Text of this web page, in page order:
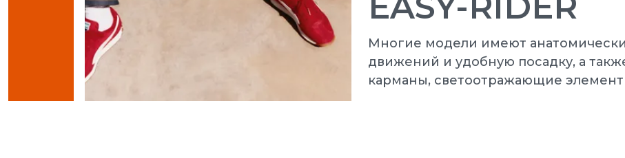
Многие модели имеют
движений и удобную посадку, а
карманы, светоотражающие